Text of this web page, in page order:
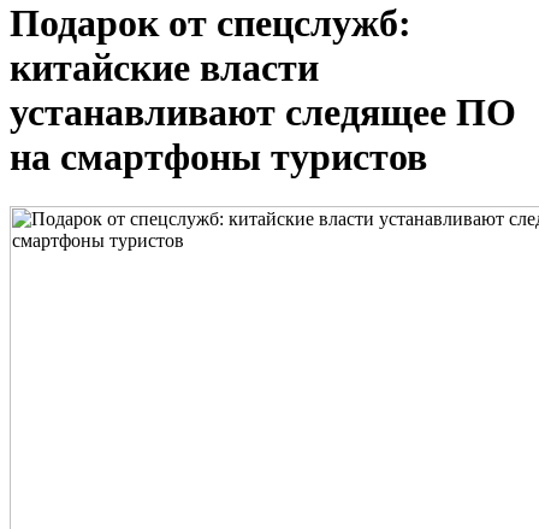
Подарок от спецслужб:
китайские власти
устанавливают следящее ПО
на смартфоны туристов